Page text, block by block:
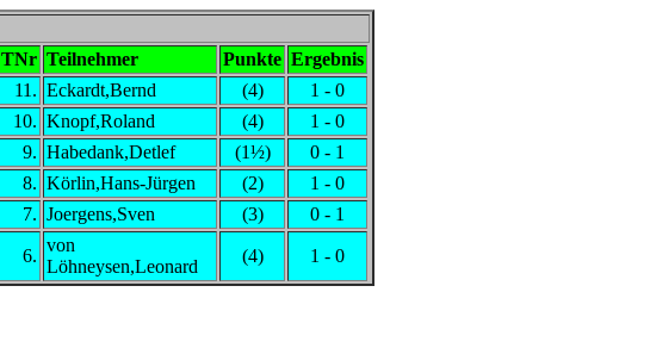
TNr Teilnehmer Punkte Ergebnis
11. Eckardt,Bernd (4)
1 - 0
10. Knopf,Roland (4)
1 - 0
9. Habedank,Detlef (1½)
0 - 1
8. Körlin,Hans-Jürgen (2)
1 - 0
7. Joergens,Sven (3) 0 - 1
6.
von
Löhneysen,Leonard
(4) 1 - 0